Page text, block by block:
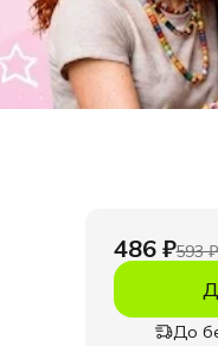
486 ₽593 ₽
До